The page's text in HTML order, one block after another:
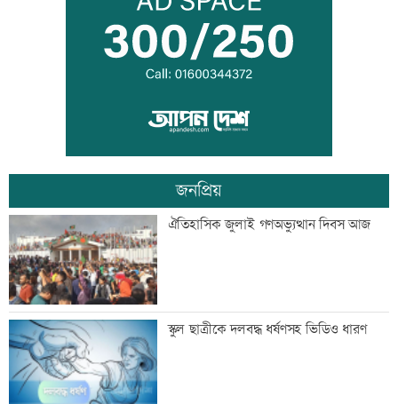
তথ্যপ্রযুক্তিমন্ত্রী
লক্ষ্মীপুর জেলা প্রশাসনের ১৪ কর্মকর্তা-
কর্মচারীর বিদায়ী সংবর্ধনা
সব শর্ত মেনে নিলে হরমুজ খুলবো: ইরান
মেসির বাবা মারা গেছেন
জনপ্রিয়
ঐতিহাসিক জুলাই গণঅভ্যুত্থান দিবস আজ
স্কুল ছাত্রীকে দলবদ্ধ ধর্ষণসহ ভিডিও ধারণ